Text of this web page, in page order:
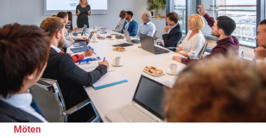
Möten